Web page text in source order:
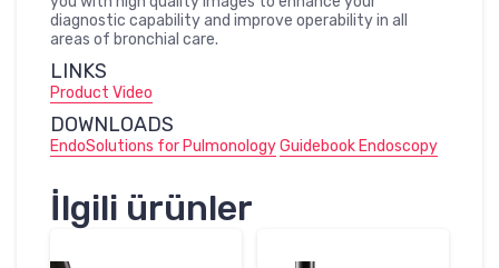
diagnostic capability and improve operability in all
areas of bronchial care.
LINKS
Product Video
DOWNLOADS
EndoSolutions for PulmonologyGuidebook Endoscopy
İlgili ürünler